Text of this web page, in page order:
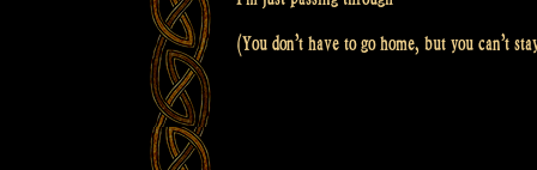
(You don’t have to go home, but you can’t